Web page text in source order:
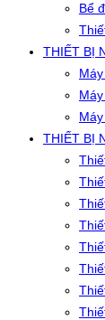
Bể
THIẾT BỊ
THIẾT BỊ